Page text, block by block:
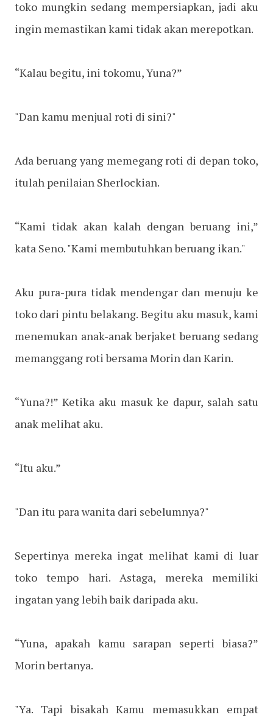
toko mungkin sedang mempersiapkan, jadi aku
ingin memastikan kami tidak akan merepotkan.
“Kalau begitu, ini tokomu, Yuna?”
"Dan kamu menjual roti di sini?"
Ada beruang yang memegang roti di depan toko,
itulah penilaian Sherlockian.
“Kami tidak akan kalah dengan beruang ini,”
kata Seno. "Kami membutuhkan beruang ikan."
Aku pura-pura tidak mendengar dan menuju ke
toko dari pintu belakang. Begitu aku masuk, kami
menemukan anak-anak berjaket beruang sedang
memanggang roti bersama Morin dan Karin.
“Yuna?!” Ketika aku masuk ke dapur, salah satu
anak melihat aku.
“Itu aku.”
"Dan itu para wanita dari sebelumnya?"
Sepertinya mereka ingat melihat kami di luar
toko tempo hari. Astaga, mereka memiliki
ingatan yang lebih baik daripada aku.
“Yuna, apakah kamu sarapan seperti biasa?”
Morin bertanya.
"Ya. Tapi bisakah Kamu memasukkan empat